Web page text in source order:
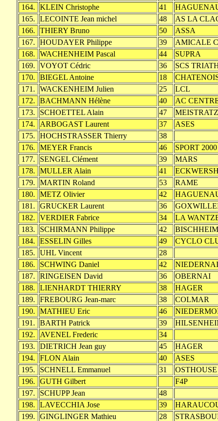
164.
KLEIN Christophe 41
165.
LECOINTE Jean michel 48
AS LA
166.
THIERY Bruno 50
ASSA
167.
HOUDAYER Philippe 39
AMICALE
168.
WACHENHEIM Pascal 44
SUPRA
169.
VOYOT Cédric 36
SCS
170.
BIEGEL Antoine 18
171.
WACKENHEIM Julien 25
LCL
172.
BACHMANN Hélène 40
AC
173.
SCHOETTEL Alain 47
174.
ARBOGAST Laurent 37
ASES
175.
HOCHSTRASSER Thierry
38
176.
MEYER Francis 46
SPORT
177.
SENGEL Clément 39
MARS
178.
MULLER Alain 41
179.
MARTIN Roland 53
RAME
180.
METZ Olivier 42
181.
GRUCKER Laurent 36
182.
VERDIER Fabrice 34
LA
183.
SCHIRMANN Philippe 42
BISCHHEIM
184.
ESSELIN Gilles 49
CYCLO
185.
UHL Vincent
28
186.
SCHWING Daniel 42
NIEDERNAI
187.
RINGEISEN David 36
OBERNAI
188.
LIENHARDT THIERRY 38
HAGER
189.
FREBOURG Jean-marc 38
COLMAR
190.
MATHIEU Eric 46
191.
BARTH Patrick 39
192.
AVENEL Frederic
34
193.
DIETRICH Jean guy 45
HAGER
194.
FLON Alain 40
ASES
195.
SCHNELL Emmanuel 31
OSTHOUSE
196.
GUTH Gilbert
F4P
197.
SCHUPP Jean
48
198.
LAVECCHIA Jose 39
199.
GINGLINGER Mathieu 28